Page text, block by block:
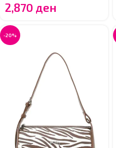
2,870 ден
-20%